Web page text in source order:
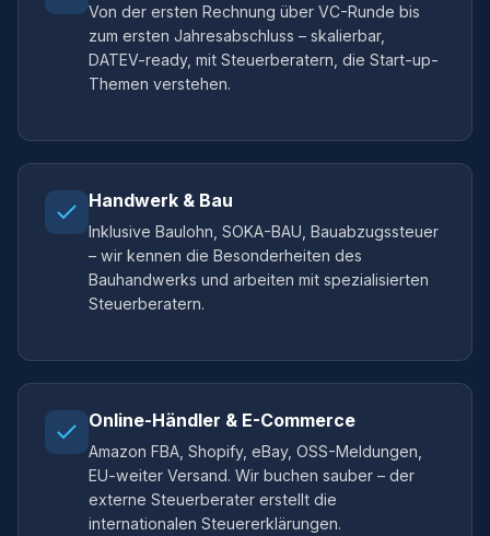
Von der ersten Rechnung über VC-Runde bis
zum ersten Jahresabschluss – skalierbar,
DATEV-ready, mit Steuerberatern, die Start-up-
Themen verstehen.
Handwerk & Bau
Inklusive Baulohn, SOKA-BAU, Bauabzugssteuer
– wir kennen die Besonderheiten des
Bauhandwerks und arbeiten mit spezialisierten
Steuerberatern.
Online-Händler & E-Commerce
Amazon FBA, Shopify, eBay, OSS-Meldungen,
EU-weiter Versand. Wir buchen sauber – der
externe Steuerberater erstellt die
internationalen Steuererklärungen.